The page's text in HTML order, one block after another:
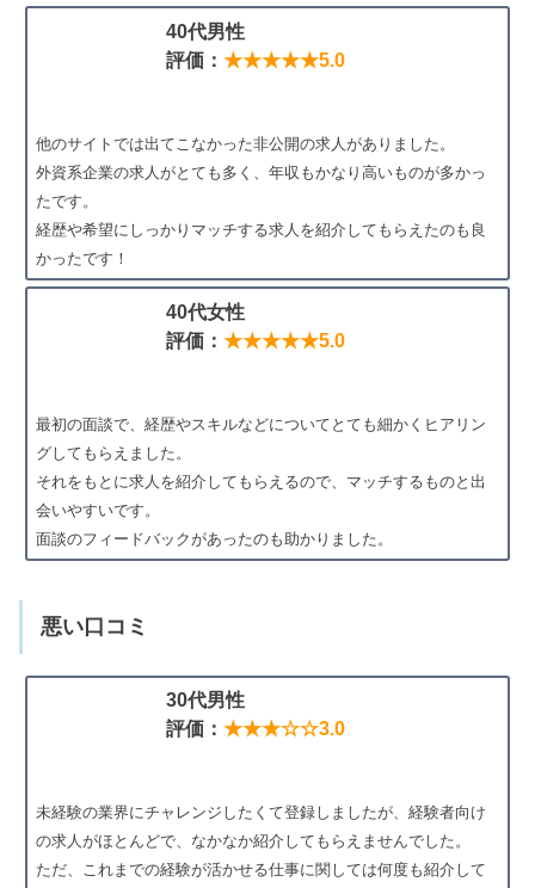
40代男性
評価： ★★★★★5.0
他のサイトでは出てこなかった非公開の求人がありました。
外資系企業の求人がとても多く、年収もかなり高いものが多かっ
たです。
経歴や希望にしっかりマッチする求人を紹介してもらえたのも良
かったです！
40代女性
評価： ★★★★★5.0
最初の面談で、経歴やスキルなどについてとても細かくヒアリン
グしてもらえました。
それをもとに求人を紹介してもらえるので、マッチするものと出
会いやすいです。
面談のフィードバックがあったのも助かりました。
悪い口コミ
30代男性
評価： ★★★☆☆3.0
未経験の業界にチャレンジしたくて登録しましたが、経験者向け
の求人がほとんどで、なかなか紹介してもらえませんでした。
ただ、これまでの経験が活かせる仕事に関しては何度も紹介して